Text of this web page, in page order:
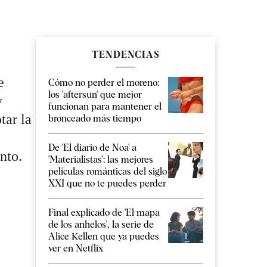
la
TENDENCIAS
Cómo no perder el moreno:
los 'aftersun' que mejor
funcionan para mantener el
bronceado más tiempo
De 'El diario de Noa' a
'Materialistas': las mejores
películas románticas del siglo
XXI que no te puedes perder
Final explicado de 'El mapa
de los anhelos', la serie de
Alice Kellen que ya puedes
ver en Netflix